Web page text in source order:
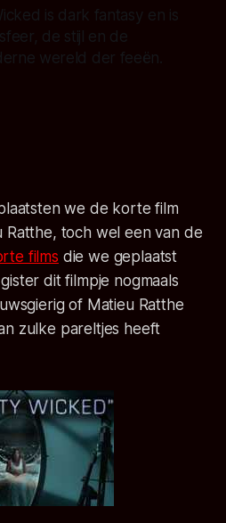
is dark fantasy en is
de stijl en de
wereld der feeën.
we de korte film
Ratthe, toch wel een van de
films die we geplaatst
dit filmpje nogmaals
of Matieu Ratthe
zulke pareltjes heeft